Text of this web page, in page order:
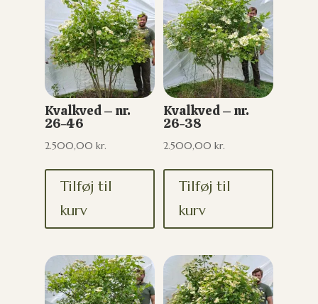
Kvalkved – nr.
26-46
2.500,00 kr.
Tilføj til
kurv
Kvalkved – nr.
26-38
2.500,00kr.
Tilføj til
kurv